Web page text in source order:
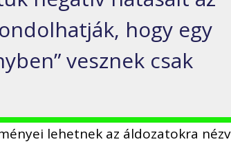
hogy egy
vesznek csak
lehetnek az áldozatokra